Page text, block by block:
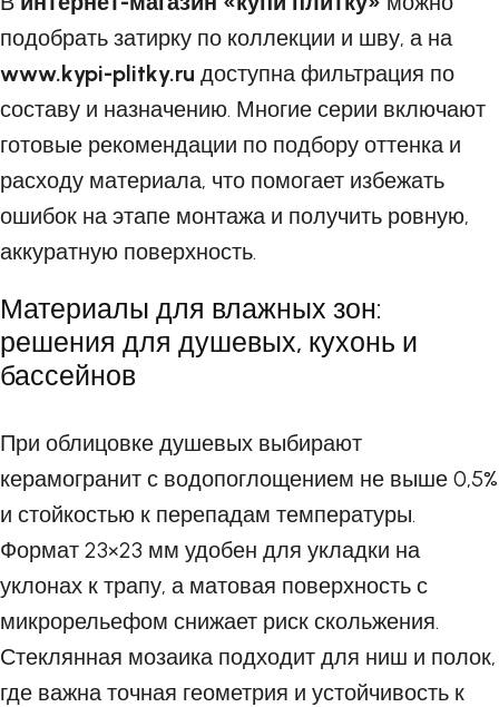
подобрать затирку по коллекции и шву, а на
www.kypi-plitky.ru доступна фильтрация по
составу и назначению. Многие серии включают
готовые рекомендации по подбору оттенка и
расходу материала, что помогает избежать
ошибок на этапе монтажа и получить ровную,
аккуратную поверхность.
Материалы для влажных зон:
решения для душевых, кухонь и
бассейнов
При облицовке душевых выбирают
керамогранит с водопоглощением не выше 0,5%
и стойкостью к перепадам температуры.
Формат 23×23 мм удобен для укладки на
уклонах к трапу, а матовая поверхность с
микрорельефом снижает риск скольжения.
Стеклянная мозаика подходит для ниш и полок,
где важна точная геометрия и устойчивость к